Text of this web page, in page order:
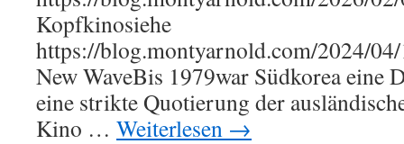
Kopfkinosiehe
https://blog.montyarnold.com/2024/
New WaveBis 1979war Südkorea eine
eine strikte Quotierung der
Kino … Weiterlesen →